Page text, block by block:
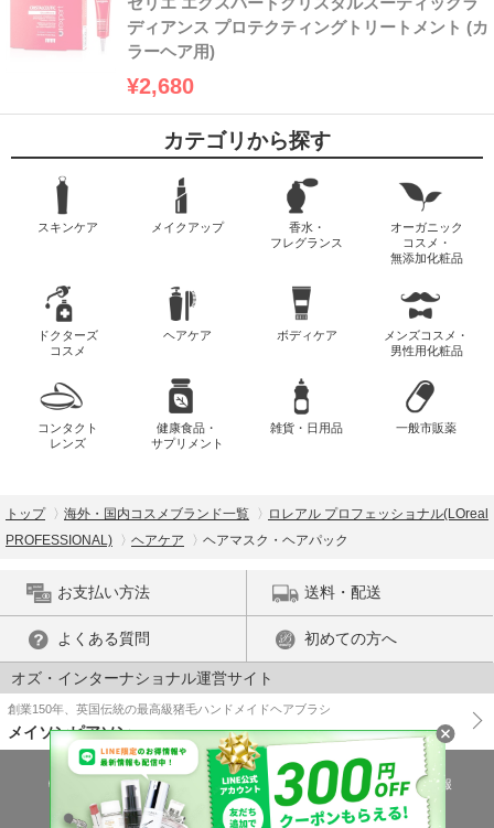
ディアンス プロテクティングトリートメント (カ
ラーヘア用)
¥2,680
カテゴリから探す
スキンケア メイクアップ
香水・
フレグランス
オーガニック
コスメ・
無添加化粧品
ドクターズ
コスメ
ヘアケア ボディケア
メンズコスメ・
男性用化粧品
コンタクト
レンズ
健康食品・
サプリメント
雑貨・日用品 一般市販薬
トップ 海外・国内コスメブランド一覧
ロレアル プロフェッショナル(LOreal
PROFESSIONAL)
ヘアケア ヘアマスク・ヘアパック
お支払い方法 送料・配送
よくある質問 初めての方へ
オズ・インターナショナル運営サイト
創業150年、英国伝統の最高級猪毛ハンドメイドヘアブラシ
メイソンピアソン
特商法に基づく表示 プライバシーポリシー
医薬品販売許可証の情報
ご利用規約
PC版で表示